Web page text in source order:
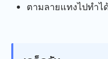
ตามลายแทงไปทำไ